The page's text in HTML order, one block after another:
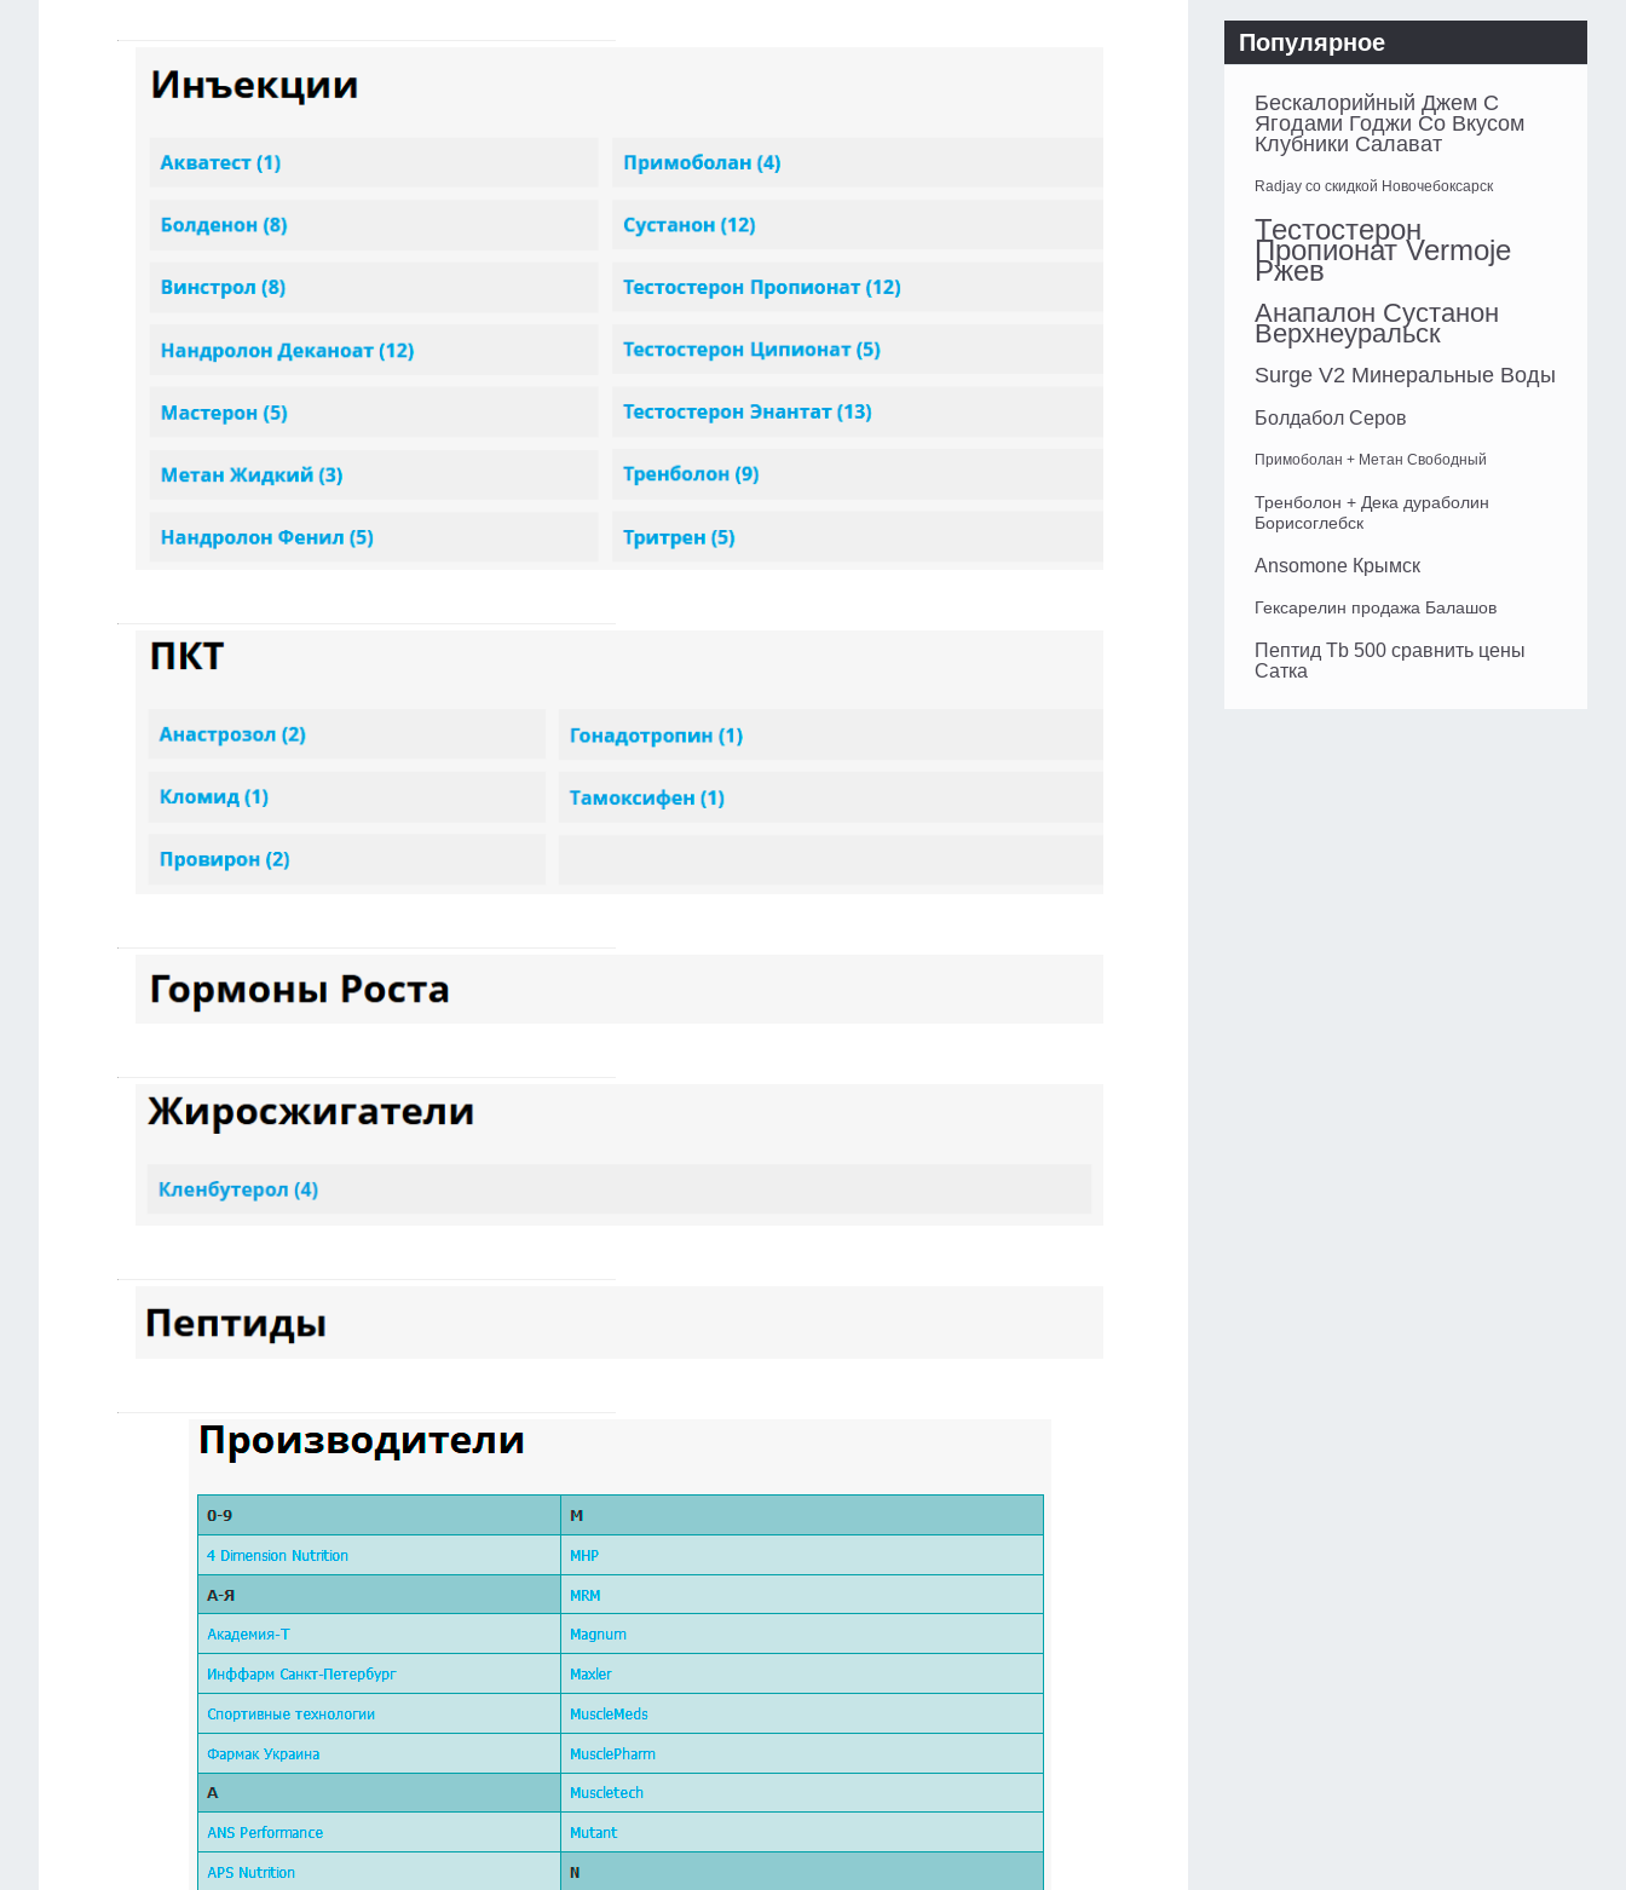
Популярное
Бескалорийный Джем С
Ягодами Годжи Со Вкусом
Клубники Салават
Radjay со скидкой Новочебоксарск
Тестостерон
Пропионат Vermoje
Ржев
Анапалон Сустанон
Верхнеуральск
Surge V2 Минеральные Воды
Болдабол Серов
Примоболан + Метан Свободный
Тренболон + Дека дураболин
Борисоглебск
Ansomone Крымск
Гексарелин продажа Балашов
Пептид Tb 500 сравнить цены
Сатка